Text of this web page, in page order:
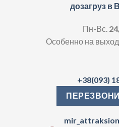
дозагруз в
Пн-Вс.
Особенно на
+38(093)